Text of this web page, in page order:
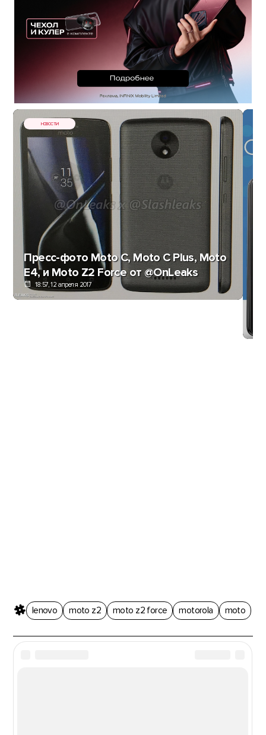
НОВОСТИ
Пресс-фото Moto C, Moto C Plus, Moto
E4, и Moto Z2 Force от @OnLeaks
18:57, 12 апреля 2017
lenovo moto z2 moto z2 force motorola moto